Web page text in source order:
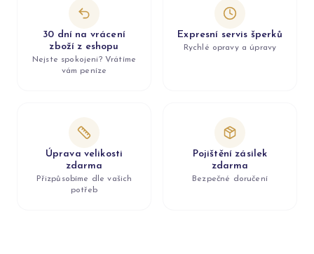
30 dní na vrácení
zboží z eshopu
Nejste spokojeni? Vrátíme
vám peníze
Expresní servis šperků
Rychlé opravy a úpravy
Úprava velikosti
zdarma
Přizpůsobíme dle vašich
potřeb
Pojištění zásilek
zdarma
Bezpečné doručení